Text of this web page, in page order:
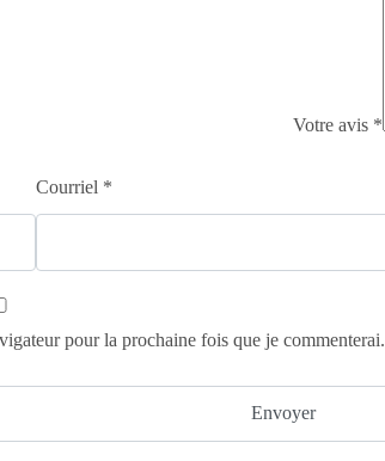
Votre avis *
Courriel *
pour la prochaine fois que je commenterai.